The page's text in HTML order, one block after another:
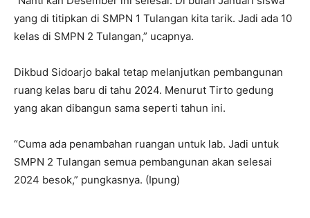
yang di titipkan di SMPN 1 Tulangan kita tarik. Jadi ada 10
kelas di SMPN 2 Tulangan,” ucapnya.
Dikbud Sidoarjo bakal tetap melanjutkan pembangunan
ruang kelas baru di tahu 2024. Menurut Tirto gedung
yang akan dibangun sama seperti tahun ini.
“Cuma ada penambahan ruangan untuk lab. Jadi untuk
SMPN 2 Tulangan semua pembangunan akan selesai
2024 besok,” pungkasnya. (Ipung)